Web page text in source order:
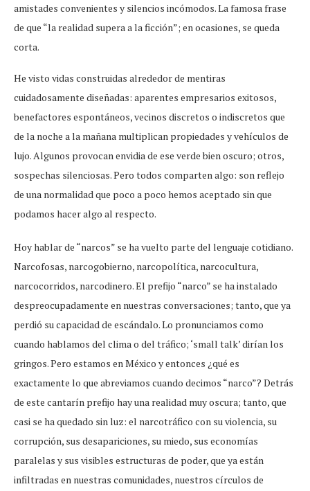
amistades convenientes y silencios incómodos. La famosa frase
de que “la realidad supera a la ficción”; en ocasiones, se queda
corta.
He visto vidas construidas alrededor de mentiras
cuidadosamente diseñadas: aparentes empresarios exitosos,
benefactores espontáneos, vecinos discretos o indiscretos que
de la noche a la mañana multiplican propiedades y vehículos de
lujo. Algunos provocan envidia de ese verde bien oscuro; otros,
sospechas silenciosas. Pero todos comparten algo: son reflejo
de una normalidad que poco a poco hemos aceptado sin que
podamos hacer algo al respecto.
Hoy hablar de “narcos” se ha vuelto parte del lenguaje cotidiano.
Narcofosas, narcogobierno, narcopolítica, narcocultura,
narcocorridos, narcodinero. El prefijo “narco” se ha instalado
despreocupadamente en nuestras conversaciones; tanto, que ya
perdió su capacidad de escándalo. Lo pronunciamos como
cuando hablamos del clima o del tráfico; ‘small talk’ dirían los
gringos. Pero estamos en México y entonces ¿qué es
exactamente lo que abreviamos cuando decimos “narco”? Detrás
de este cantarín prefijo hay una realidad muy oscura; tanto, que
casi se ha quedado sin luz: el narcotráfico con su violencia, su
corrupción, sus desapariciones, su miedo, sus economías
paralelas y sus visibles estructuras de poder, que ya están
infiltradas en nuestras comunidades, nuestros círculos de